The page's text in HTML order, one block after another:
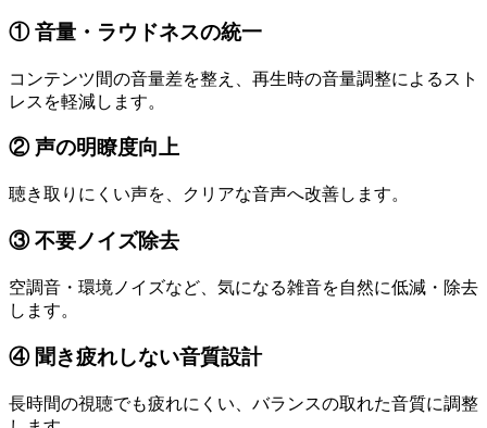
① 音量・ラウドネスの統一
コンテンツ間の音量差を整え、再生時の音量調整によるスト
レスを軽減します。
② 声の明瞭度向上
聴き取りにくい声を、クリアな音声へ改善します。
③ 不要ノイズ除去
空調音・環境ノイズなど、気になる雑音を自然に低減・除去
します。
④ 聞き疲れしない音質設計
長時間の視聴でも疲れにくい、バランスの取れた音質に調整